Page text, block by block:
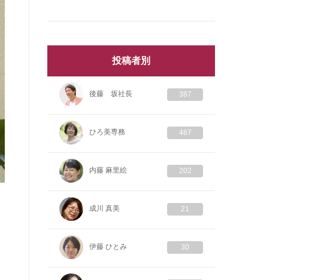
投稿者別
後藤 坂社長 387
ひろ美専務 487
内藤 麻里絵 202
成川 真美 21
伊藤 ひとみ 30